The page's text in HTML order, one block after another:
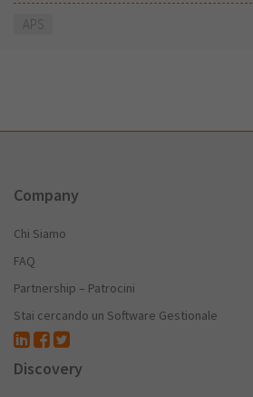
APS
Company
Chi Siamo
FAQ
Partnership – Patrocini
Stai cercando un Software Gestionale
Discovery